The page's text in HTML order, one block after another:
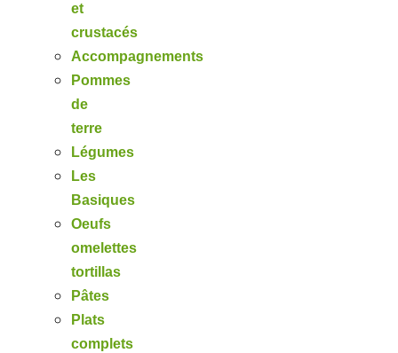
et
crustacés
Accompagnements
Pommes
de
terre
Légumes
Les
Basiques
Oeufs
omelettes
tortillas
Pâtes
Plats
complets